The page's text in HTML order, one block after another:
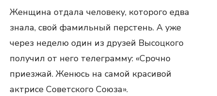
Женщина отдала человеку, которого едва
знала, свой фамильный перстень. А уже
через неделю один из друзей Высоцкого
получил от него телеграмму: «Срочно
приезжай. Женюсь на самой красивой
актрисе Советского Союза».